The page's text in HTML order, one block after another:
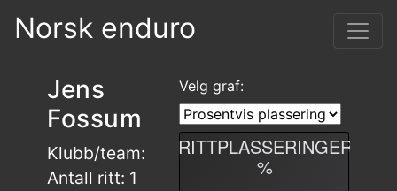
Norsk enduro
Jens
Fossum
Klubb/team:
Antall ritt: 1
Velg graf:
RITTPLASSERINGER
%